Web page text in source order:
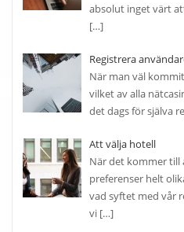
absolut inget värt
[…]
Registrera
När man väl
vilket av alla
det dags för själva
Att välja hotell
När det kommer till
preferenser helt
vad syftet med vår
vi […]